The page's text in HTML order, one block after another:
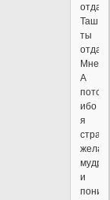
Таш,
ты
Мне".
А
потом,
ибо
я
желал
и